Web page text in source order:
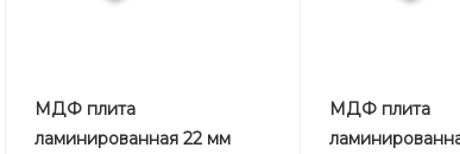
МДФ плита
ламинированная 22 мм
МДФ плита